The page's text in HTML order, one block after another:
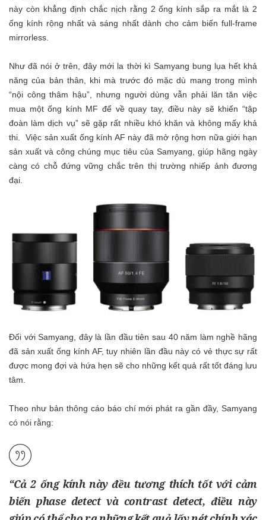
này còn khẳng định chắc nịch rằng 2 ống kính sắp ra mắt là 2
ống kính rộng nhất và sáng nhất dành cho cảm biến full-frame
mirrorless.
Như đã nói ở trên, đây mới la thời kì Samyang bung lụa hết khả
năng của bản thân, khi mà trước đó mặc dù mang trong mình
“nội công thâm hậu”, nhưng người dùng vẫn phải lăn tăn việc
mua một ống kính MF để về quay tay, điều này sẽ khiến “tập
đoàn làm dịch vụ” sẽ gặp rất nhiều khó khăn và không mấy khả
thi. Việc sản xuất ống kính AF này đã mở rộng hơn nữa giới hạn
sản xuất và công chúng mục tiêu của Samyang, giúp hãng ngày
càng có chỗ đứng vững chắc trên thị trường nhiếp ảnh đương
đại.
Đối với Samyang, đây là lần đầu tiên sau 40 năm làm nghề hãng
đã sản xuất ống kính AF, tuy nhiên lần đầu này có vẻ thực sự rất
được mong đợi và hứa hẹn sẽ cho những kết quả rất tốt đáng lưu
tâm.
Theo như bản thông cáo báo chí mới phát ra gần đầy, Samyang
có nói rằng:
“Cả 2 ống kính này đều tương thích tốt với cảm
biến phase detect và contrast detect, điều này